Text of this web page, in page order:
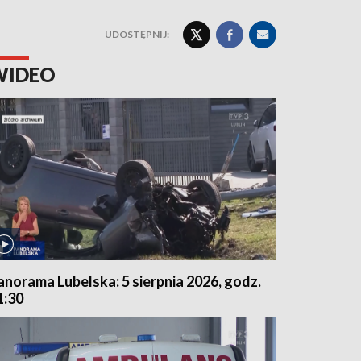
UDOSTĘPNIJ:
Lubelska: 5 sierpnia 2026, godz.